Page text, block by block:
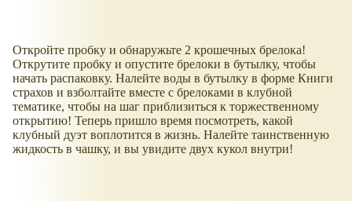
​Откройте пробку и обнаружьте 2 крошечных брелока!
Открутите пробку и опустите брелоки в бутылку, чтобы
начать распаковку. ​Налейте воды в бутылку в форме Книги
страхов и взболтайте вместе с брелоками в клубной
тематике, чтобы на шаг приблизиться к торжественному
открытию! ​Теперь пришло время посмотреть, какой
клубный дуэт воплотится в жизнь. Налейте таинственную
жидкость в чашку, и вы увидите двух кукол внутри!